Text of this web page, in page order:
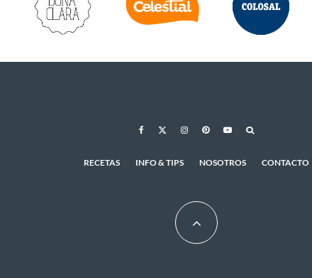
RECETAS INFO & TIPS NOSOTROS CONTACTO